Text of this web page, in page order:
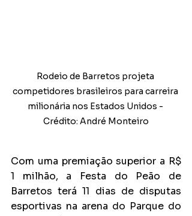
Rodeio de Barretos projeta
competidores brasileiros para carreira
milionária nos Estados Unidos -
Crédito: André Monteiro
Com uma premiação superior a R$
1 milhão, a Festa do Peão de
Barretos terá 11 dias de disputas
esportivas na arena do Parque do